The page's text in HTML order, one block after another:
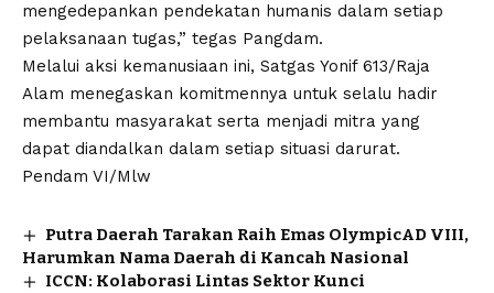
mengedepankan pendekatan humanis dalam setiap
pelaksanaan tugas,” tegas Pangdam.
Melalui aksi kemanusiaan ini, Satgas Yonif 613/Raja
Alam menegaskan komitmennya untuk selalu hadir
membantu masyarakat serta menjadi mitra yang
dapat diandalkan dalam setiap situasi darurat.
Pendam VI/Mlw
Putra Daerah Tarakan Raih Emas OlympicAD VIII,
Harumkan Nama Daerah di Kancah Nasional
ICCN: Kolaborasi Lintas Sektor Kunci